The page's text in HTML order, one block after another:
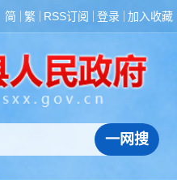
简 繁 RSS订阅 登录 加入收藏